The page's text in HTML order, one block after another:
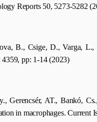
Reports 50, 5273-5282
B., Csige, D., Varga, L.,
pp: 1-14 (2023)
Gerencsér, AT., Bankó,
in macrophages.